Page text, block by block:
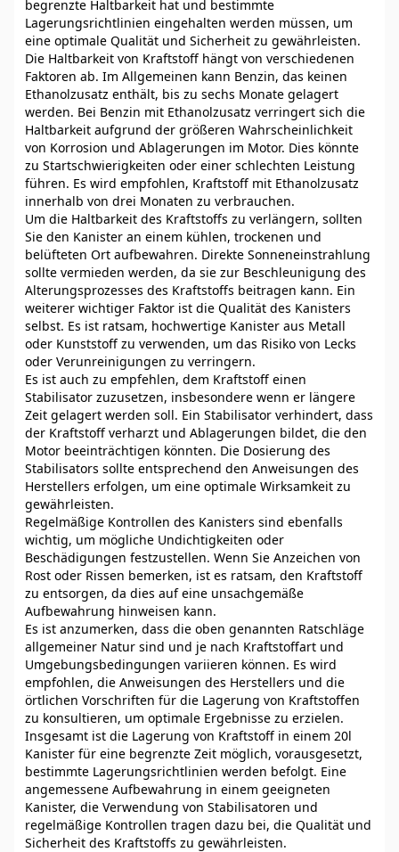
begrenzte Haltbarkeit hat und bestimmte
Lagerungsrichtlinien eingehalten werden müssen, um
eine optimale Qualität und Sicherheit zu gewährleisten.
Die Haltbarkeit von Kraftstoff hängt von verschiedenen
Faktoren ab. Im Allgemeinen kann Benzin, das keinen
Ethanolzusatz enthält, bis zu sechs Monate gelagert
werden. Bei Benzin mit Ethanolzusatz verringert sich die
Haltbarkeit aufgrund der größeren Wahrscheinlichkeit
von Korrosion und Ablagerungen im Motor. Dies könnte
zu Startschwierigkeiten oder einer schlechten Leistung
führen. Es wird empfohlen, Kraftstoff mit Ethanolzusatz
innerhalb von drei Monaten zu verbrauchen.
Um die Haltbarkeit des Kraftstoffs zu verlängern, sollten
Sie den Kanister an einem kühlen, trockenen und
belüfteten Ort aufbewahren. Direkte Sonneneinstrahlung
sollte vermieden werden, da sie zur Beschleunigung des
Alterungsprozesses des Kraftstoffs beitragen kann. Ein
weiterer wichtiger Faktor ist die Qualität des Kanisters
selbst. Es ist ratsam, hochwertige Kanister aus Metall
oder Kunststoff zu verwenden, um das Risiko von Lecks
oder Verunreinigungen zu verringern.
Es ist auch zu empfehlen, dem Kraftstoff einen
Stabilisator zuzusetzen, insbesondere wenn er längere
Zeit gelagert werden soll. Ein Stabilisator verhindert, dass
der Kraftstoff verharzt und Ablagerungen bildet, die den
Motor beeinträchtigen könnten. Die Dosierung des
Stabilisators sollte entsprechend den Anweisungen des
Herstellers erfolgen, um eine optimale Wirksamkeit zu
gewährleisten.
Regelmäßige Kontrollen des Kanisters sind ebenfalls
wichtig, um mögliche Undichtigkeiten oder
Beschädigungen festzustellen. Wenn Sie Anzeichen von
Rost oder Rissen bemerken, ist es ratsam, den Kraftstoff
zu entsorgen, da dies auf eine unsachgemäße
Aufbewahrung hinweisen kann.
Es ist anzumerken, dass die oben genannten Ratschläge
allgemeiner Natur sind und je nach Kraftstoffart und
Umgebungsbedingungen variieren können. Es wird
empfohlen, die Anweisungen des Herstellers und die
örtlichen Vorschriften für die Lagerung von Kraftstoffen
zu konsultieren, um optimale Ergebnisse zu erzielen.
Insgesamt ist die Lagerung von Kraftstoff in einem 20l
Kanister für eine begrenzte Zeit möglich, vorausgesetzt,
bestimmte Lagerungsrichtlinien werden befolgt. Eine
angemessene Aufbewahrung in einem geeigneten
Kanister, die Verwendung von Stabilisatoren und
regelmäßige Kontrollen tragen dazu bei, die Qualität und
Sicherheit des Kraftstoffs zu gewährleisten.